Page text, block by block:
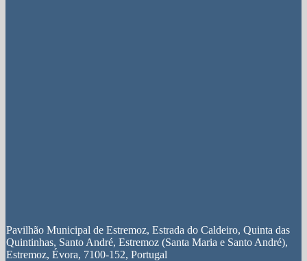
Pavilhão Municipal de Estremoz, Estrada do Caldeiro, Quinta das
Quintinhas, Santo André, Estremoz (Santa Maria e Santo André),
Estremoz, Évora, 7100-152, Portugal